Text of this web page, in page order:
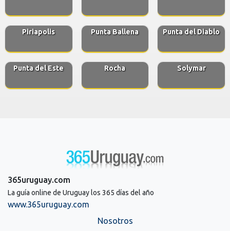
Piriapolis Punta Ballena Punta del Diablo
Punta del Este Rocha Solymar
365uruguay.com
La guía online de Uruguay los 365 días del año
www.365uruguay.com
Nosotros